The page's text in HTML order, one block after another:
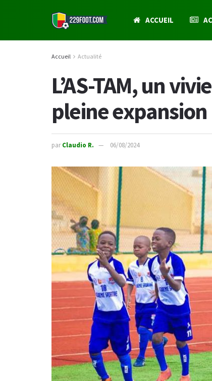
ACCUEIL
Accueil Actualité
L’AS-TAM, un
pleine expansion
par Claudio R. 06/08/2024